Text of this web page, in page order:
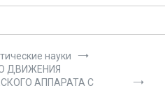
науки
ДВИЖЕНИЯ
АППАРАТА С